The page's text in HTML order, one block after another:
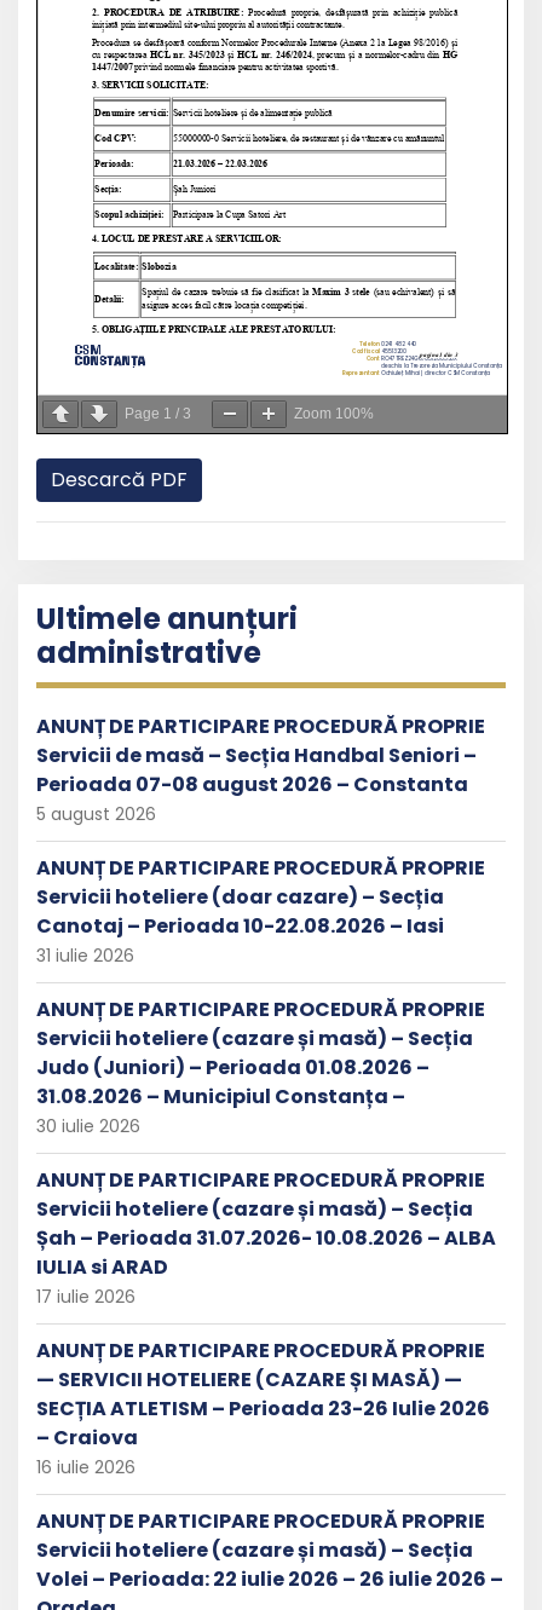
Page 1 / 3 Zoom 100%
Descarcă PDF
Ultimele anunțuri
administrative
ANUNȚ DE PARTICIPARE PROCEDURĂ PROPRIE
Servicii de masă – Secția Handbal Seniori –
Perioada 07-08 august 2026 – Constanta
5 august 2026
ANUNȚ DE PARTICIPARE PROCEDURĂ PROPRIE
Servicii hoteliere (doar cazare) – Secția
Canotaj – Perioada 10-22.08.2026 – Iasi
31 iulie 2026
ANUNȚ DE PARTICIPARE PROCEDURĂ PROPRIE
Servicii hoteliere (cazare și masă) – Secția
Judo (Juniori) – Perioada 01.08.2026 –
31.08.2026 – Municipiul Constanța –
30 iulie 2026
ANUNȚ DE PARTICIPARE PROCEDURĂ PROPRIE
Servicii hoteliere (cazare și masă) – Secția
Șah – Perioada 31.07.2026- 10.08.2026 – ALBA
IULIA si ARAD
17 iulie 2026
ANUNȚ DE PARTICIPARE PROCEDURĂ PROPRIE
— SERVICII HOTELIERE (CAZARE ȘI MASĂ) —
SECȚIA ATLETISM – Perioada 23-26 Iulie 2026
– Craiova
16 iulie 2026
ANUNȚ DE PARTICIPARE PROCEDURĂ PROPRIE
Servicii hoteliere (cazare și masă) – Secția
Volei – Perioada: 22 iulie 2026 – 26 iulie 2026 –